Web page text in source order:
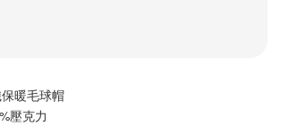
暖毛球帽
壓克力